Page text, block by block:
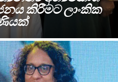
කිරීමට ලාංකික